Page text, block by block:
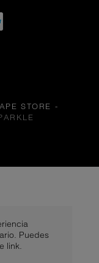
Puedes
link.
STORE -